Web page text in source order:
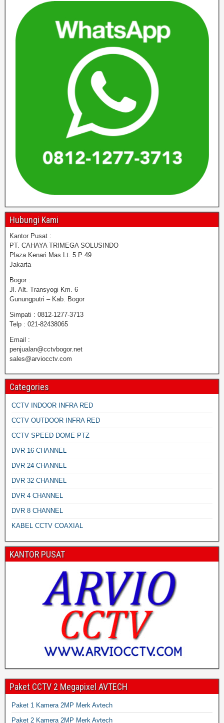
Hubungi Kami
Kantor Pusat :
PT. CAHAYA TRIMEGA SOLUSINDO
Plaza Kenari Mas Lt. 5 P 49
Jakarta
Bogor :
Jl. Alt. Transyogi Km. 6
Gunungputri – Kab. Bogor
Simpati : 0812-1277-3713
Telp : 021-82438065
Email :
penjualan@cctvbogor.net
sales@arviocctv.com
Categories
CCTV INDOOR INFRA RED
CCTV OUTDOOR INFRA RED
CCTV SPEED DOME PTZ
DVR 16 CHANNEL
DVR 24 CHANNEL
DVR 32 CHANNEL
DVR 4 CHANNEL
DVR 8 CHANNEL
KABEL CCTV COAXIAL
KANTOR PUSAT
Paket CCTV 2 Megapixel AVTECH
Paket 1 Kamera 2MP Merk Avtech
Paket 2 Kamera 2MP Merk Avtech